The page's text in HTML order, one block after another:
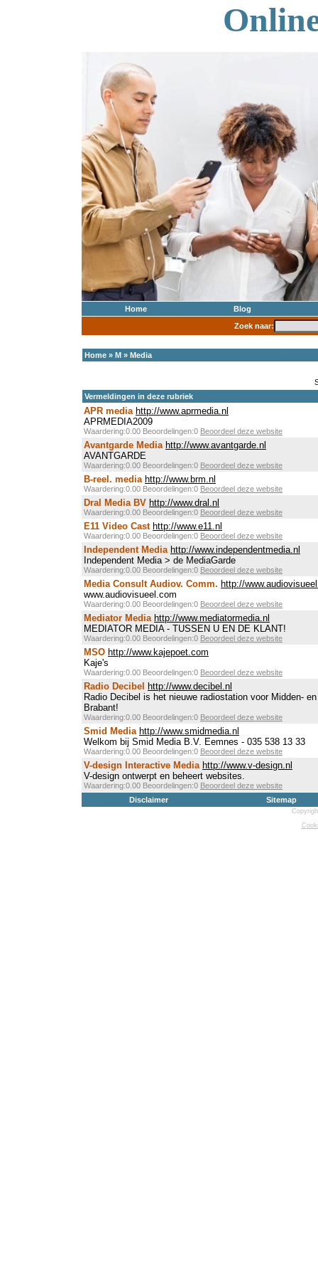
Home
Blog
Zoek naar:
Home » M » Media
Vermeldingen in deze rubriek
APR media http://www.aprmedia.nl
APRMEDIA2009
Waardering:0.00 Beoordelingen:0 Beoordeel deze website
Avantgarde Media http://www.avantgarde.nl
AVANTGARDE
Waardering:0.00 Beoordelingen:0 Beoordeel deze website
B-reel. media http://www.brm.nl
Waardering:0.00 Beoordelingen:0 Beoordeel deze website
Dral Media BV http://www.dral.nl
Waardering:0.00 Beoordelingen:0 Beoordeel deze website
E11 Video Cast http://www.e11.nl
Waardering:0.00 Beoordelingen:0 Beoordeel deze website
Independent Media http://www.independentmedia.nl
Independent Media > de MediaGarde
Waardering:0.00 Beoordelingen:0 Beoordeel deze website
Media Consult Audiov. Comm. http://
www.audiovisueel.com
Waardering:0.00 Beoordelingen:0 Beoordeel deze website
Mediator Media http://www.mediatormedia.nl
MEDIATOR MEDIA - TUSSEN U EN DE KLANT!
Waardering:0.00 Beoordelingen:0 Beoordeel deze website
MSO http://www.kajepoet.com
Kaje's
Waardering:0.00 Beoordelingen:0 Beoordeel deze website
Radio Decibel
http://www.decibel.nl
Radio Decibel is het nieuwe radiostation voor Midden-
Brabant!
Waardering:0.00 Beoordelingen:0 Beoordeel deze website
Smid Media http://www.smidmedia.nl
Welkom bij Smid Media B.V. Eemnes - 035 538 13 33
Waardering:0.00 Beoordelingen:0 Beoordeel deze website
V-design Interactive Media http://www.v-design.nl
V-design ontwerpt en beheert websites.
Waardering:0.00 Beoordelingen:0 Beoordeel deze website
Disclaimer
Sitemap